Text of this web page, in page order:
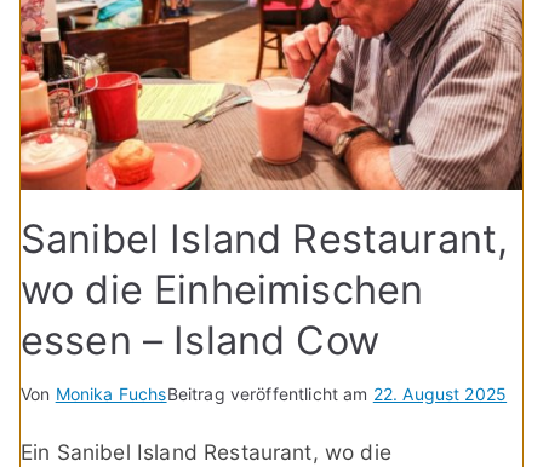
Sanibel Island Restaurant,
wo die Einheimischen
essen – Island Cow
Von Monika FuchsBeitrag veröffentlicht am 22. August 2025
Ein Sanibel Island Restaurant, wo die